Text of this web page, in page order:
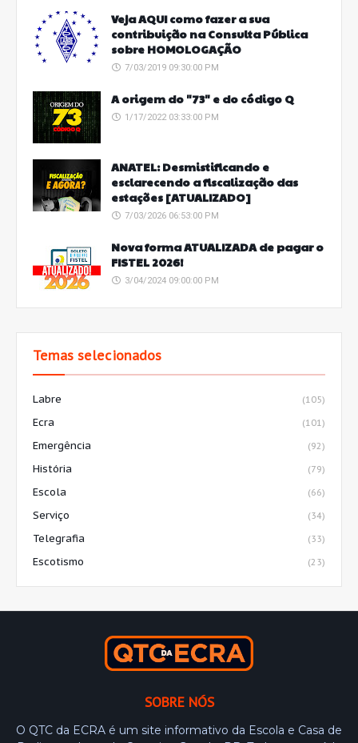
Veja AQUI como fazer a sua
contribuição na Consulta Pública
sobre HOMOLOGAÇÃO
7/03/2019 09:30:00 PM
A origem do "73" e do código Q
1/17/2022 03:33:00 PM
ANATEL: Desmistificando e
esclarecendo a fiscalização das
estações [ATUALIZADO]
7/03/2026 06:53:00 PM
Nova forma ATUALIZADA de pagar o
FISTEL 2026!
3/04/2024 09:00:00 PM
Temas selecionados
Labre (105)
Ecra (101)
Emergência (92)
História (79)
Escola (66)
Serviço (34)
Telegrafia (33)
Escotismo (23)
SOBRE NÓS
O QTC da ECRA é um site informativo da Escola e Casa de